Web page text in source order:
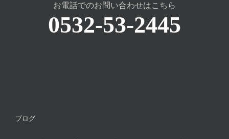
お電話でのお問い合わせはこちら
0532-53-2445
ブログ